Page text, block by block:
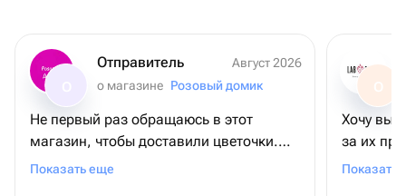
Отправитель
Август 2026
о магазине Розовый домик
Не первый раз обращаюсь в этот
магазин, чтобы доставили цветочки.
Цены приемлемые и цветы всегда
Показать еще
О
Хочу выразить
за их
Показать